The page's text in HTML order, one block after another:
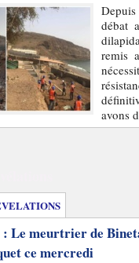
débat
remis
avons
: Le meurtrier de
ce mercredi